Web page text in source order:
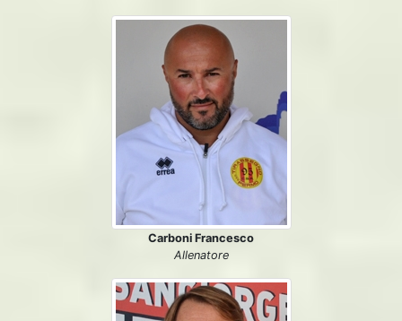
Carboni Francesco
Allenatore